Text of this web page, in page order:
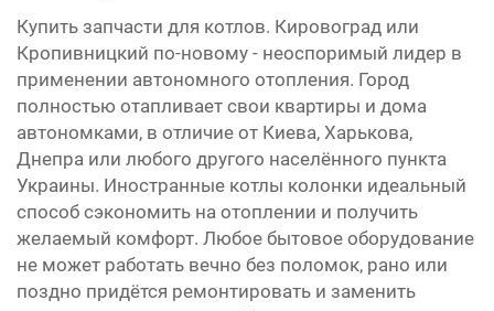
Купить запчасти для котлов. Кировоград или
Кропивницкий по-новому - неоспоримый лидер в
применении автономного отопления. Город
полностью отапливает свои квартиры и дома
автономками, в отличие от Киева, Харькова,
Днепра или любого другого населённого пункта
Украины. Иностранные котлы колонки идеальный
способ сэкономить на отоплении и получить
желаемый комфорт. Любое бытовое оборудование
не может работать вечно без поломок, рано или
поздно придётся ремонтировать и заменить